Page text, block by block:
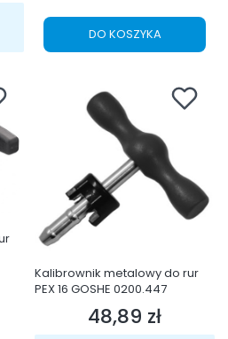
DO KOSZYKA
Kalibrownik metalowy do rur
PEX 16 GOSHE 0200.447
Cena
48,89 zł